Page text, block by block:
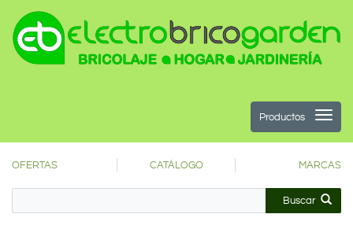
Productos
OFERTAS CATÁLOGO MARCAS
Buscar